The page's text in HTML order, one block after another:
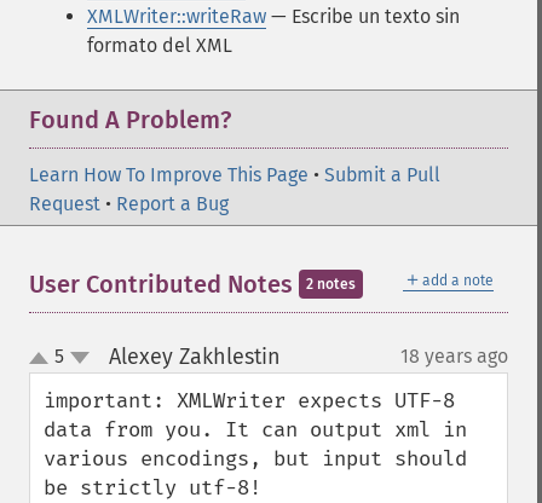
XMLWriter::writeRaw — Escribe un texto sin
formato del XML
Found A Problem?
Learn How To Improve This Page • Submit a Pull
Request • Report a Bug
＋ add a note
User Contributed Notes 2 notes
up
down
5 Alexey Zakhlestin 18 years ago
important: XMLWriter expects UTF-8
data from you. It can output xml in
various encodings, but input should
be strictly utf-8!